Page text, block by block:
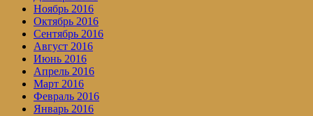
Ноябрь 2016
Октябрь 2016
Сентябрь 2016
Август 2016
Июнь 2016
Апрель 2016
Март 2016
Февраль 2016
Январь 2016